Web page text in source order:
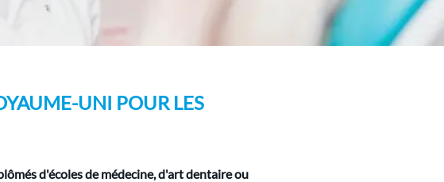
UNI POUR LES
d'écoles de médecine, d'art dentaire ou